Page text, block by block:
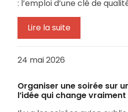
: l’emploi d’une clé de
Lire la suite
24 mai 2026
Organiser une soirée sur
l’idée qui change